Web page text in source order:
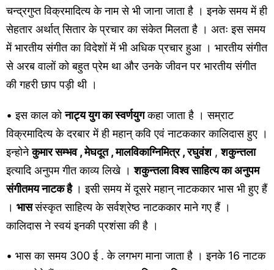
चन्द्रगुप्त विक्रमादित्य के नाम से भी जाना जाता है । इनके समय में ही
सेहतार अर्थात् सितार के प्रचार का संकेत मिलता है । अतः इस समय
में भारतीय संगीत का विदेशों में भी अधिक प्रचार हुआ । भारतीय संगीत
से अरब वालों को बहुत प्रेम था और उनके जीवन पर भारतीय संगीत
की गहरी छाप पड़ी थी ।
• इस काल कोनाट्य युग का स्वर्णयुगकहा जाता है । सम्राट
विक्रमादित्य के दरबार में ही महान् कवि एवं नाटककार कालिदास हुए ।
इन्होनेकुमार सम्भव , मेघदूत , मालविकाग्निमित्र , रघुवंश,शकुन्तला
इत्यादि अनुपम गीत काव्य लिखे ।शकुन्तला विश्व साहित्य का अनुपम
संगीतमय नाटक है । इसी समय में दूसरे महान् नाटककार भास भी हुए हैं
। भाससंस्कृत साहित्य के सर्वश्रेष्ठ नाटककार माने गए हैं ।
कालिदास ने स्वयं इनकी प्रशंसा की है ।
• भास का समय 300 ई . के लगभग माना जाता है । इनके 16 नाटक